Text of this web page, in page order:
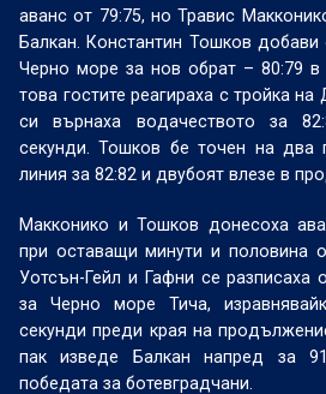
аванс от 79:75, но Травис
Балкан. Константин Тошков
Черно море за нов обрат – 80:79 в
това гостите реагираха с тройка
си върнаха водачеството за
секунди. Тошков бе точен на два
линия за 82:82 и двубоят влезе в
Макконико и Тошков донесоха
при оставащи минути и половина
Уотсън-Гейл и Гафни се разписаха
за Черно море Тича,
секунди преди края на
пак изведе Балкан напред за
победата за ботевградчани.